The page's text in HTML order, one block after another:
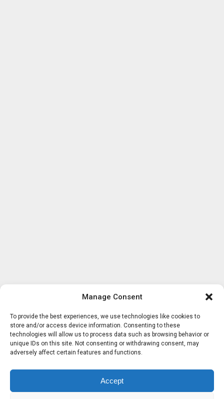
Manage Consent
To provide the best experiences, we use technologies like cookies to
store and/or access device information. Consenting to these
technologies will allow us to process data such as browsing behavior or
unique IDs on this site. Not consenting or withdrawing consent, may
adversely affect certain features and functions.
Accept